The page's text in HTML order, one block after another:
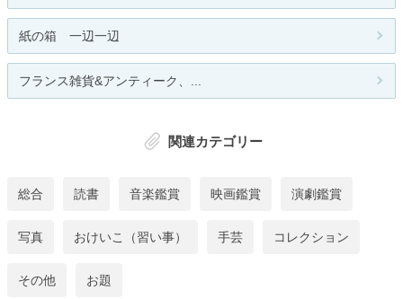
紙の箱 一辺一辺
フランス雑貨&アンティーク、...
関連カテゴリー
総合 読書 音楽鑑賞 映画鑑賞 演劇鑑賞
写真 おけいこ（習い事） 手芸 コレクション
その他 お題